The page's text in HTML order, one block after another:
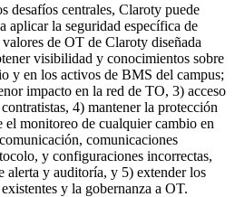
desafíos centrales, Claroty puede
aplicar la seguridad específica de
de OT de Claroty diseñada
visibilidad y conocimientos sobre
y en los activos de BMS del campus;
impacto en la red de TO, 3) acceso
4) mantener la protección
el monitoreo de cualquier cambio en
comunicaciones
y configuraciones incorrectas,
alerta y auditoría, y 5) extender los
y la gobernanza a OT.